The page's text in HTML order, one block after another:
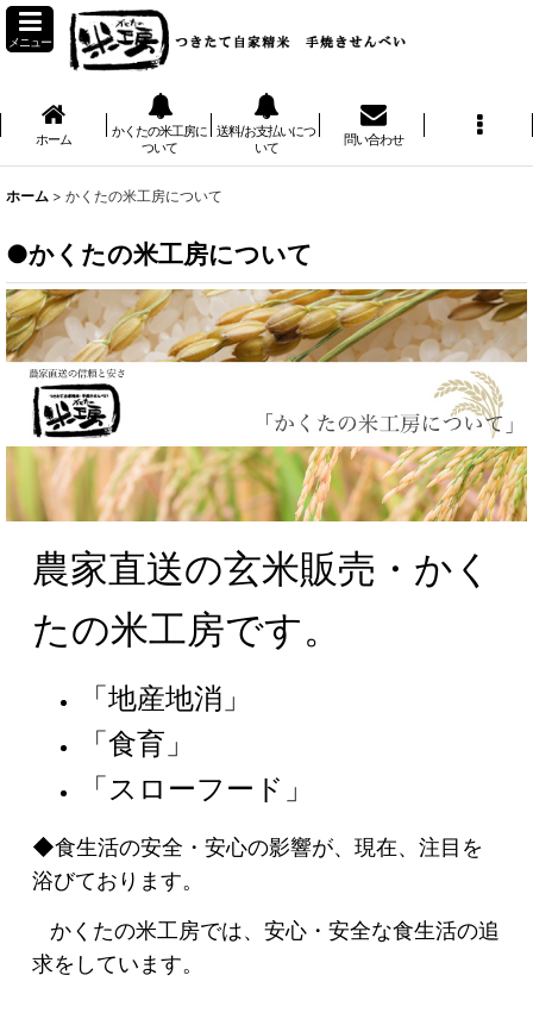
メニュー
ホーム
かくたの米工房に
ついて
送料/お支払いにつ
いて
問い合わせ
ホーム > かくたの米工房について
かくたの米工房について
農家直送の玄米販売・かく
たの米工房です。
「地産地消」
「食育」
「スローフード」
◆食生活の安全・安心の影響が、現在、注目を
浴びております。
かくたの米工房では、安心・安全な食生活の追
求をしています。